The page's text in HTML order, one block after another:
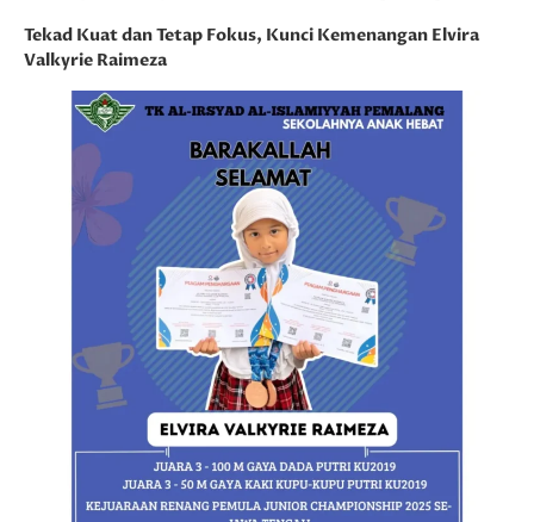
Tekad Kuat dan Tetap Fokus, Kunci Kemenangan Elvira
Valkyrie Raimeza